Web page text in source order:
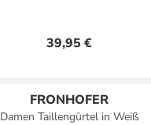
39,95 €
FRONHOFER
Damen Taillengürtel in Weiß